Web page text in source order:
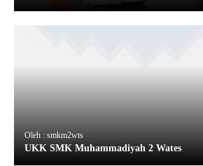
Oleh : smkm2wts
UKK SMK Muhammadiyah 2 Wates